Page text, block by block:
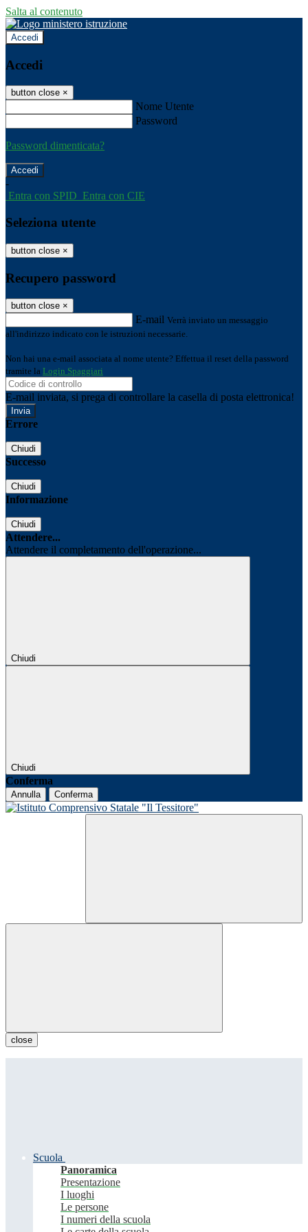
Salta al contenuto
Accedi
Accedi
button close ×
Nome Utente
Password
Password dimenticata?
-
Entra con SPID Entra con CIE
Seleziona utente
button close ×
Recupero password
button close ×
E-mail Verrà inviato un messaggio
all'indirizzo indicato con le istruzioni necessarie.
Non hai una e-mail associata al nome utente? Effettua il reset della password
tramite la Login Spaggiari
E-mail inviata, si prega di controllare la casella di posta elettronica!
Errore
Chiudi
Successo
Chiudi
Informazione
Chiudi
Attendere...
Attendere il completamento dell'operazione...
Chiudi
Chiudi
Conferma
Annulla Conferma
close
Scuola
Panoramica
Presentazione
I luoghi
Le persone
I numeri della scuola